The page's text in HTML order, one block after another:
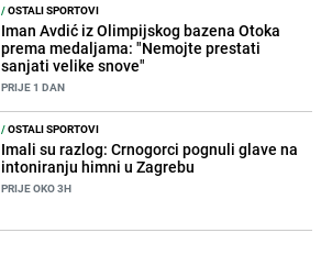
/OSTALI SPORTOVI
Iman Avdić iz Olimpijskog bazena Otoka
prema medaljama: "Nemojte prestati
sanjati velike snove"
PRIJE 1 DAN
/OSTALI SPORTOVI
Imali su razlog: Crnogorci pognuli glave na
intoniranju himni u Zagrebu
PRIJE OKO 3H